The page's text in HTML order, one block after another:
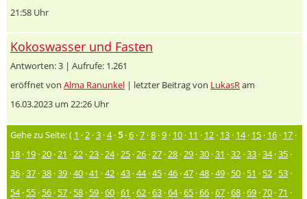
21:58 Uhr
Kokoswasser und Fasten
Antworten: 3 | Aufrufe: 1.261
eröffnet von Alma Ranunkel | letzter Beitrag von LukasRam
16.03.2023 um 22:26 Uhr
Gehe zu Seite: ( 1 ·2 ·3 ·4·5·6 ·7 ·8 ·9 · 10 · 11 · 12 · 13 · 14· 15 · 16 · 17 ·
18 · 19 ·20 ·21 ·22 ·23 ·24·25 ·26 ·27 ·28 ·29 ·30 ·31 ·32 ·33 ·34·35 ·
36 ·37 ·38 ·39 ·40 ·41 ·42 ·43 ·44·45 ·46 ·47 ·48 ·49 · 50 · 51 · 52 · 53 ·
54· 55 · 56 · 57 · 58 · 59 ·60 ·61 ·62 ·63 ·64·65 ·66 ·67 ·68 ·69 ·70 ·71 ·